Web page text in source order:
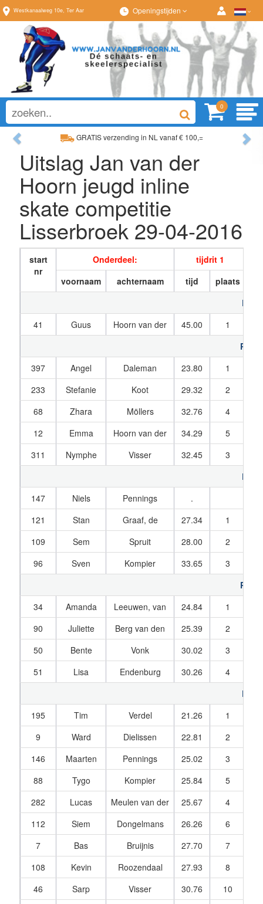
Westkanaalweg 10e, Ter Aar Openingstijden
0
GRATIS verzending in NL vanaf € 100,=
Ruim assortiment, altijd wat naar wens!
Ruim assortiment,
Advies op maat
Previous
Uitslag Jan van der
Hoorn jeugd inline
skate competitie
Lisserbroek 29-04-2016
start
nr
Onderdeel:
tijdrit 1
voornaam
achternaam tijd plaats
41
Guus Hoorn van der 45.00 1
397
Angel Daleman 23.80 1
233
Stefanie Koot 29.32 2
68
Zhara Möllers 32.76 4
12
Emma Hoorn van der 34.29 5
311
Nymphe Visser 32.45 3
147
Niels Pennings .
121
Stan Graaf, de 27.34 1
109
Sem Spruit 28.00 2
96
Sven Kompier 33.65 3
34
Amanda Leeuwen, van 24.84 1
90
Juliette Berg van den 25.39 2
50
Bente Vonk 30.02 3
51
Lisa Endenburg 30.26 4
195
Tim Verdel 21.26 1
9
Ward Dielissen 22.81 2
146
Maarten Pennings 25.02 3
88
Tygo Kompier 25.84 5
282
Lucas Meulen van der 25.67 4
112
Siem Dongelmans 26.26 6
7
Bas Bruijnis 27.70 7
108
Kevin Roozendaal 27.93 8
46
Sarp Visser 30.76 10